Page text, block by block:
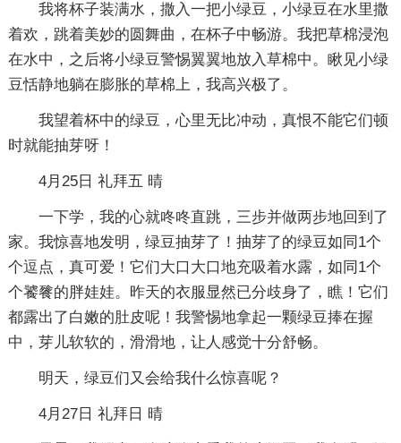
我将杯子装满水，撒入一把小绿豆，小绿豆在水里撒
着欢，跳着美妙的圆舞曲，在杯子中畅游。我把草棉浸泡
在水中，之后将小绿豆警惕翼翼地放入草棉中。瞅见小绿
豆恬静地躺在膨胀的草棉上，我高兴极了。
我望着杯中的绿豆，心里无比冲动，真恨不能它们顿
时就能抽芽呀！
4月25日 礼拜五 晴
一下学，我的心就咚咚直跳，三步并做两步地回到了
家。我惊喜地发明，绿豆抽芽了！抽芽了的绿豆如同1个
个逗点，真可爱！它们大口大口地充吸着水露，如同1个
个饕餮的胖娃娃。昨天的衣服显然已分歧身了，瞧！它们
都露出了白嫩的肚皮呢！我警惕地拿起一颗绿豆捧在握
中，芽儿软软的，滑滑地，让人感觉十分舒畅。
明天，绿豆们又会给我什么惊喜呢？
4月27日 礼拜日 晴